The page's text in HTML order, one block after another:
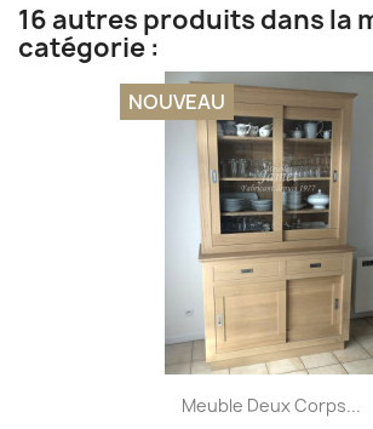
16 autres produits dans la
catégorie :
Meuble Deux Corps...
NOUVEAU